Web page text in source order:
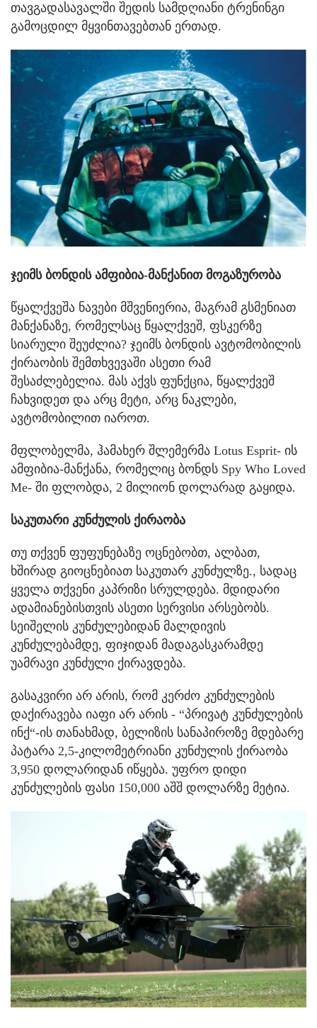
თავგადასავალში შედის სამდღიანი ტრენინგი
გამოცდილ მყვინთავებთან ერთად.
ჯეიმს ბონდის ამფიბია-მანქანით მოგაზურობა
წყალქვეშა ნავები მშვენიერია, მაგრამ გსმენიათ
მანქანაზე, რომელსაც წყალქვეშ, ფსკერზე
სიარული შეუძლია? ჯეიმს ბონდის ავტომობილის
ქირაობის შემთხვევაში ასეთი რამ
შესაძლებელია. მას აქვს ფუნქცია, წყალქვეშ
ჩახვიდეთ და არც მეტი, არც ნაკლები,
ავტომობილით იაროთ.
მფლობელმა, ჰამახერ შლემერმა Lotus Esprit- ის
ამფიბია-მანქანა, რომელიც ბონდს Spy Who Loved
Me- ში ფლობდა, 2 მილიონ დოლარად გაყიდა.
საკუთარი კუნძულის ქირაობა
თუ თქვენ ფუფუნებაზე ოცნებობთ, ალბათ,
ხშირად გიოცნებიათ საკუთარ კუნძულზე., სადაც
ყველა თქვენი კაპრიზი სრულდება. მდიდარი
ადამიანებისთვის ასეთი სერვისი არსებობს.
სეიშელის კუნძულებიდან მალდივის
კუნძულებამდე, ფიჯიდან მადაგასკარამდე
უამრავი კუნძული ქირავდება.
გასაკვირი არ არის, რომ კერძო კუნძულების
დაქირავება იაფი არ არის - “პრივატ კუნძულების
ინქ“-ის თანახმად, ბელიზის სანაპიროზე მდებარე
პატარა 2,5-კილომეტრიანი კუნძულის ქირაობა
3,950 დოლარიდან იწყება. უფრო დიდი
კუნძულების ფასი 150,000 აშშ დოლარზე მეტია.